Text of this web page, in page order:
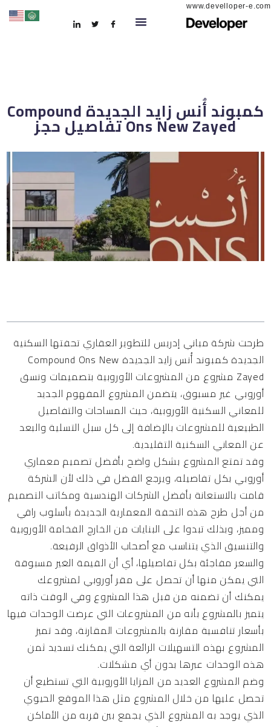
www.develloper-e.com
كمبوند أُنس زايد الجديدة Compound
Ons New Zayed تفاصيل حجز
طرحت شركة مباني إدريس للتطوير العقاري تحفتها السكنية
الجديدة كمبوند أُنس زايد الجديدة Compound Ons New
Zayed مشروع من المشروعات الأوروبية بتصميمات ونسق
أوروبي غير مسبوق، يتضمن المشروع المفهوم الجديد
للمعاني السكنية الأوروبية، حيث المساحات والتفاصيل
الطبيعية للمشروعات بالإضافة إلى كل سبل التسلية والبعد
عن المعاني السكنية التقليدية.
وقد تمتع المشروع بشكل واضح بأفضل تصميم معماري
أوروبي بكل تفاصيله، ويرجع الفضل في ذلك لأن الشركة
قامت بالاستعانة بأفضل الشركات الهندسية ومكاتب التصميم
من أجل طرح هذه التحفة المعمارية الجديدة بأسلوب راقي
ومميز، وبذلك تبدوا على البنايات من الخارج الفخامة الأوروبية
والتنسيق الذي يتناسب مع أصحاب الأذواق الرفيعة.
والسعر مفاجئة بكل تفاصيلها، أي أن القيمة الغير مسبوقة
التي يمكن منها أن تحصل على مقر أوروبي لمشروعك
يمكنك أن تضمنه من قبل هذا المشروع وفي الوقت ذاته
يتميز بالمشروع بأنه من المشروعات التي عرضت الوحدات فيها
بأسعار تنافسية مقارنة بالمشروعات المقارنة، وقد تميز
المشروع بهذه التسهيلات الرائعة التي يمكنك تسديد ثمن
هذه الوحدات عبرها بدون أي مشكلات.
وضم المشروع العديد من المزايا الأوروبية التي تستطيع أن
تحصل عليها من خلال المشروع مثل هذا الموقع الحيوي
الذي يوجد به المشروع الذي يجمع بين قربه من الأماكن